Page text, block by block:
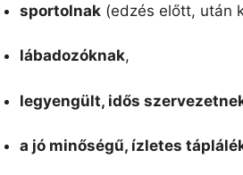
sportolnak (edzés előtt, után
lábadozóknak,
legyengült, idős
a jó minőségű, ízletes